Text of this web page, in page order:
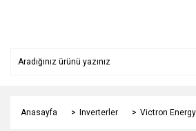
Anasayfa Inverterler Victron